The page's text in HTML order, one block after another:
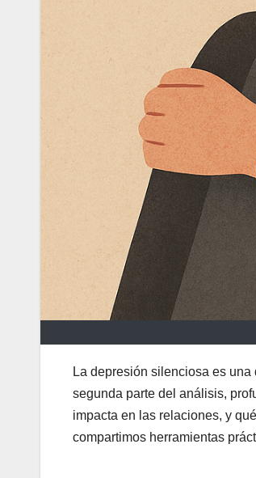
La depresión silenciosa es
segunda parte del análisis,
impacta en las relaciones, y
compartimos herramientas